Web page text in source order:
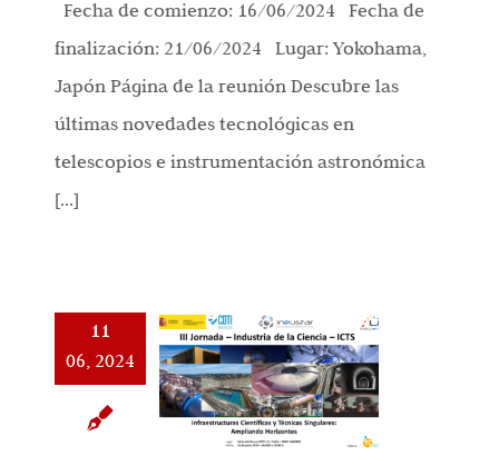
Fecha de comienzo: 16/06/2024 Fecha de
finalización: 21/06/2024 Lugar: Yokohama,
Japón Página de la reunión Descubre las
últimas novedades tecnológicas en
telescopios e instrumentación astronómica
[...]
11
06, 2024